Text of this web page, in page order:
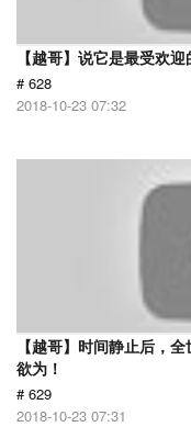
【越哥】说它是最受欢
# 628
2018-10-23 07:32
【越哥】时间静止后，
欲为！
# 629
2018-10-23 07:31